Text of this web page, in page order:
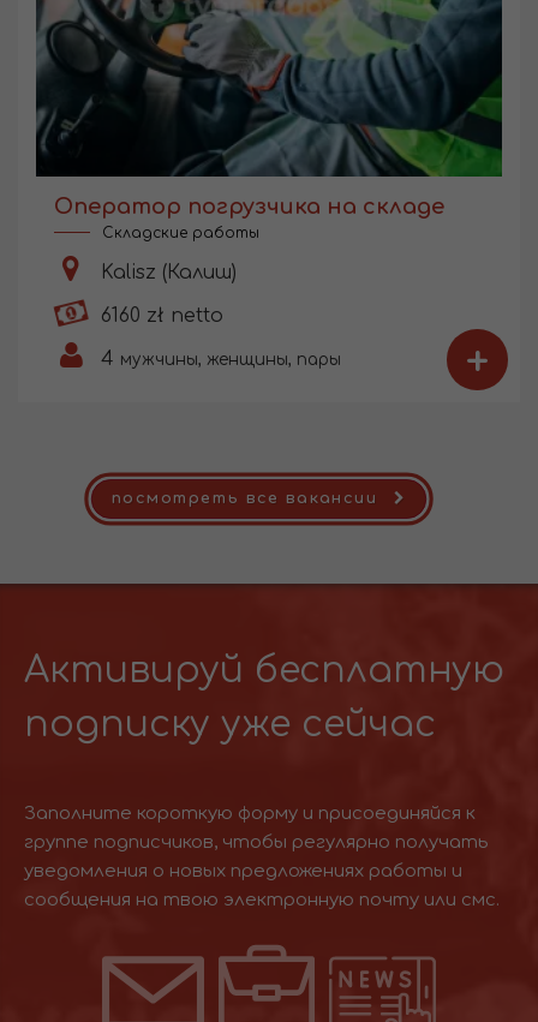
Оператор погрузчика на складе
Складские работы
Kalisz (Калиш)
6160 zł netto
4 мужчины, женщины, пары +
посмотреть все вакансии
Активируй бесплатную
подписку уже сейчас
Заполните короткую форму и присоединяйся к
группе подписчиков, чтобы регулярно получать
уведомления о новых предложениях работы и
сообщения на твою электронную почту или смс.